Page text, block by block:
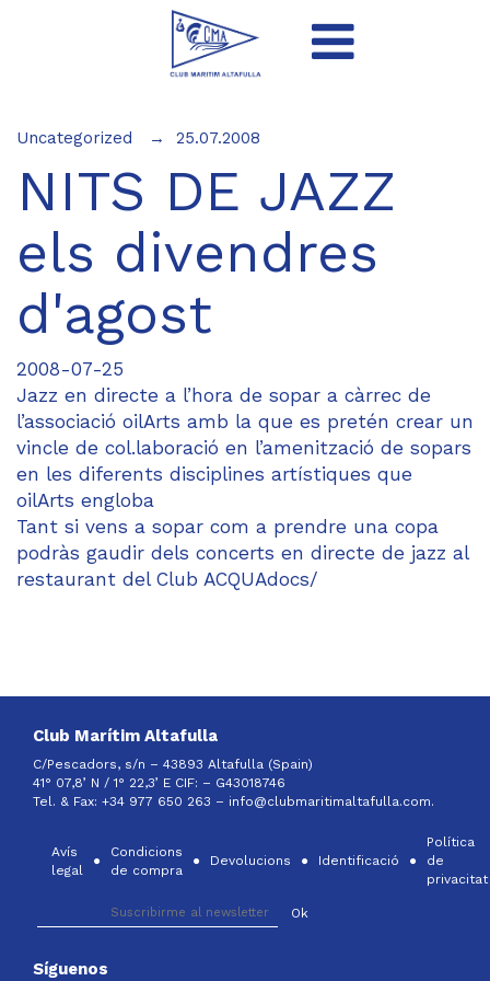
Uncategorized 25.07.2008
NITS DE JAZZ
els divendres
d'agost
2008-07-25
Jazz en directe a l’hora de sopar a càrrec de
l’associació oilArts amb la que es pretén crear un
vincle de col.laboració en l’amenització de sopars
en les diferents disciplines artístiques que
oilArts engloba
Tant si vens a sopar com a prendre una copa
podràs gaudir dels concerts en directe de jazz al
restaurant del Club ACQUAdocs/
Club Marítim Altafulla
C/Pescadors, s/n – 43893 Altafulla (Spain)
41° 07,8’ N / 1° 22,3’ E CIF: – G43018746
Tel. & Fax: +34 977 650 263 – info@clubmaritimaltafulla.com.
Avís
legal
Condicions
de compra
Devolucions Identificació
Política
de
privacitat
Síguenos